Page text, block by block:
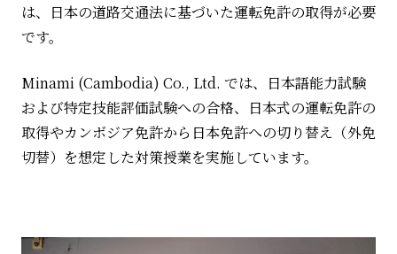
は、日本の道路交通法に基づいた運転免許の取得が必要
です。
Minami (Cambodia) Co., Ltd. では、日本語能力試験
および特定技能評価試験への合格、日本式の運転免許の
取得やカンボジア免許から日本免許への切り替え（外免
切替）を想定した対策授業を実施しています。